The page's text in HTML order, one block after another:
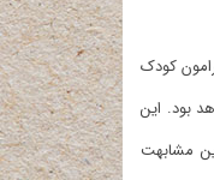
کودک
بود. این
مشابهت